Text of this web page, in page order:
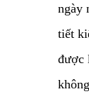
ngày
tiết
được